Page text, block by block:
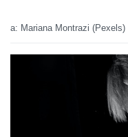
a: Mariana Montrazi (Pexels)